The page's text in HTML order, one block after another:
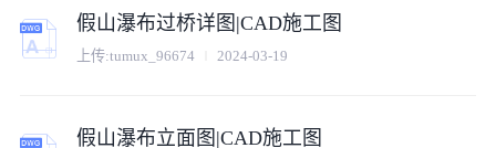
假山瀑布过桥详图|CAD施工图
上传:tumux_96674 2024-03-19
假山瀑布立面图|CAD施工图